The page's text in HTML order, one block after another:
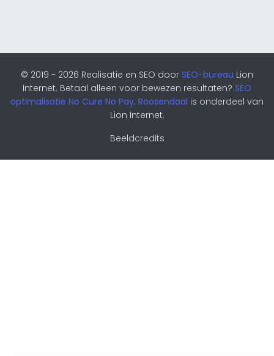
© 2019 - 2026 Realisatie en SEO door SEO-bureau Lion
Internet. Betaal alleen voor bewezen resultaten? SEO
optimalisatie No Cure No Pay. Roosendaal is onderdeel van
Lion Internet.
Beeldcredits